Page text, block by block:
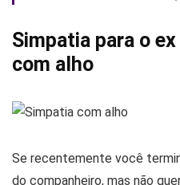
Simpatia para o
com alho
Se recentemente você
do companheiro, mas não